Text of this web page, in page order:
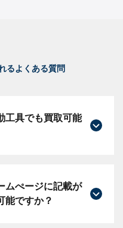
るよくある質問
工具でも買取可能
ムぺージに記載が
能ですか？